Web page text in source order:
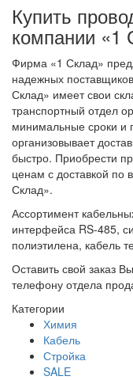
Купить
компании «1
Фирма «1 Склад»
надежных
Склад» имеет свои
транспортный отдел
минимальные сроки и
организовывает
быстро. Приобрести
ценам с доставкой по
Склад».
Ассортимент
интерфейса RS-485,
полиэтилена, кабель
Оставить свой заказ
телефону отдела
Категории
Химия
Кабель
Стройка
SALE